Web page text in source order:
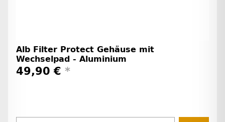
Alb Filter Protect Gehäuse mit
Wechselpad - Aluminium
49,90 € *